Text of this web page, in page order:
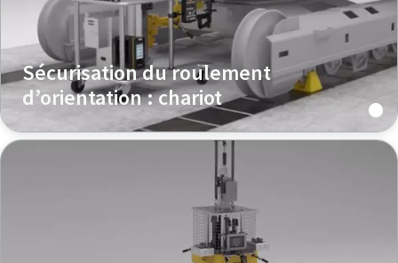
Sécurisation du roulement
d’orientation : chariot